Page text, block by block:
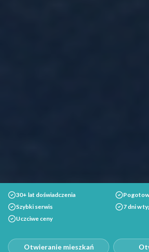
30+ lat doświadczenia
Szybki serwis
7 dni w
Uczciwe ceny
Otwieranie mieszkań